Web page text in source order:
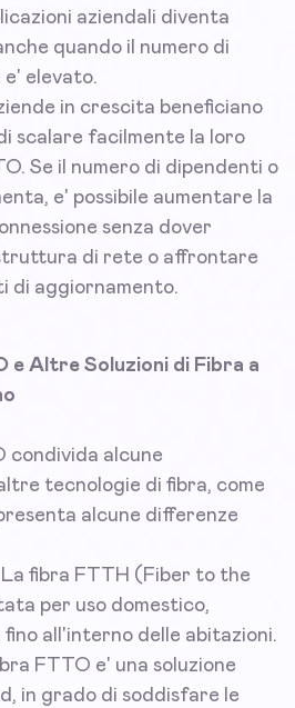
aziendali diventa
quando il numero di
elevato.
in crescita beneficiano
scalare facilmente la loro
Se il numero di dipendenti o
e' possibile aumentare la
senza dover
di rete o affrontare
di aggiornamento.
e Altre Soluzioni di Fibra a
condivida alcune
tecnologie di fibra, come
alcune differenze
La fibra FTTH (Fiber to the
per uso domestico,
all'interno delle abitazioni.
FTTO e' una soluzione
in grado di soddisfare le